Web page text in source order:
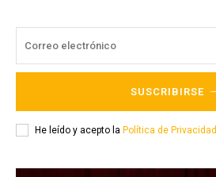
SUSCRIBIRSE
He leído y acepto la Política de Privacidad